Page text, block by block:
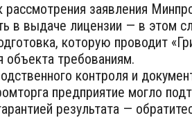
рассмотрения заявления
в выдаче лицензии — в этом
которую проводит
объекта требованиям.
контроля и
предприятие могло
результата —